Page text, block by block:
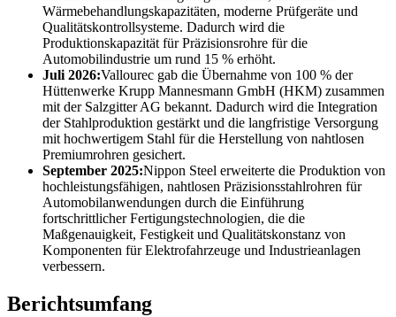
Wärmebehandlungskapazitäten, moderne Prüfgeräte und
Qualitätskontrollsysteme. Dadurch wird die
Produktionskapazität für Präzisionsrohre für die
Automobilindustrie um rund 15 % erhöht.
Juli 2026:Vallourec gab die Übernahme von 100 % der
Hüttenwerke Krupp Mannesmann GmbH (HKM) zusammen
mit der Salzgitter AG bekannt. Dadurch wird die Integration
der Stahlproduktion gestärkt und die langfristige Versorgung
mit hochwertigem Stahl für die Herstellung von nahtlosen
Premiumrohren gesichert.
September 2025:Nippon Steel erweiterte die Produktion von
hochleistungsfähigen, nahtlosen Präzisionsstahlrohren für
Automobilanwendungen durch die Einführung
fortschrittlicher Fertigungstechnologien, die die
Maßgenauigkeit, Festigkeit und Qualitätskonstanz von
Komponenten für Elektrofahrzeuge und Industrieanlagen
verbessern.
Berichtsumfang